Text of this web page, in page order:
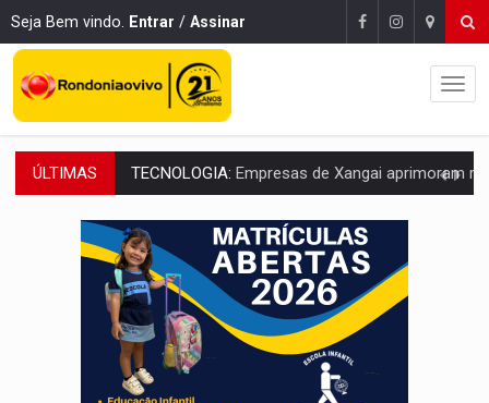
Seja Bem vindo. Entrar / Assinar
ÚLTIMAS PROTEGE A TERRA:China descobre como explodir asteroide com bomba
VÍDEO:Motociclista morre após bater na traseira de
PARECE UM NUGGET: Essa receita com frango virou o meu
EMPREENDEDORISMO:7 negócios que podem começar com pouco dinheiro e
GIGANTE DA AMÉRICA: Brasil reúne dimensão continental e posição
INDEPENDÊNCIA: 10 dicas importantes para quem quer